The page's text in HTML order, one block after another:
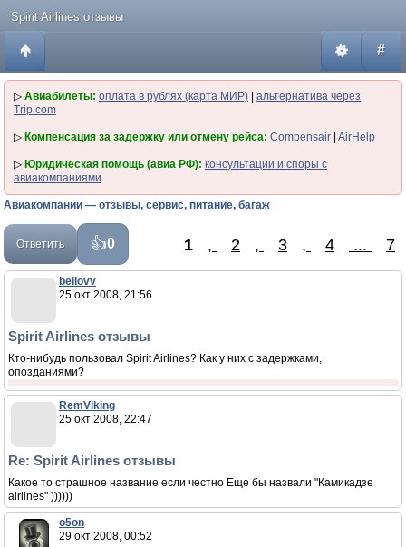
Spirit Airlines отзывы
#
▷ Авиабилеты: оплата в рублях (карта МИР)
альтернатива через
Trip.com
▷ Компенсация за задержку или отмену рейса: Compensair AirHelp
▷ Юридическая помощь (авиа РФ): консультации и споры с
авиакомпаниями
Авиакомпании — отзывы, сервис, питание, багаж
Ответить 0 1 , 2 , 3 , 4 ... 7
bellovv
25 окт 2008, 21:56
Spirit Airlines отзывы
Кто-нибудь пользовал Spirit Airlines? Как у них с задержками,
опозданиями?
RemViking
25 окт 2008, 22:47
Re: Spirit Airlines отзывы
Какое то страшное название если честно Еще бы назвали "Камикадзе
airlines" ))))))
o5on
29 окт 2008, 00:52